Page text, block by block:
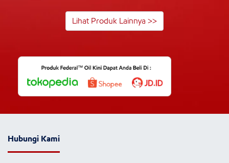
Lihat Produk Lainnya >>
Hubungi Kami